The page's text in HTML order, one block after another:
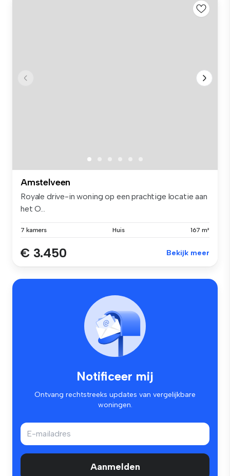
Amstelveen
Royale drive-in woning op een prachtige locatie aan
het O...
7 kamers Huis 167 m²
€ 3.450 Bekijk meer
Notificeer mij
Ontvang rechtstreeks updates van vergelijkbare
woningen.
Aanmelden